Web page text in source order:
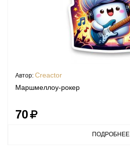
Автор: Creactor
Маршмеллоу-рокер
70
ПОДРОБНЕЕ